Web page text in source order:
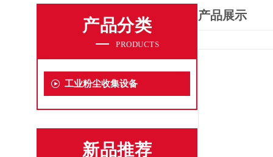
产品分类
PRODUCTS
工业粉尘收集设备
新品推荐
产品展示